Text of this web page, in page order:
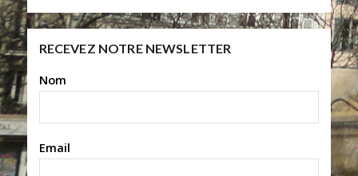
RECEVEZ NOTRE NEWSLETTER
Nom
Email